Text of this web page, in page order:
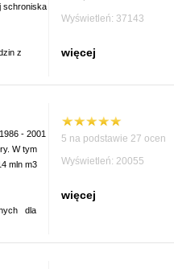
schroniska
z
Wyświetleń: 37143
więcej
- 2001
W tym
mln m3
dla
5 na podstawie 27 ocen
Wyświetleń: 20055
więcej